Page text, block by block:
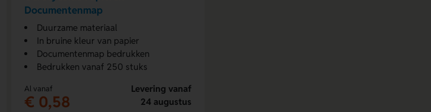
Documentenmap
Duurzame materiaal
In bruine kleur van papier
Documentenmap bedrukken
Bedrukken vanaf 250 stuks
Al vanaf
€ 0,58
Levering vanaf
24 augustus